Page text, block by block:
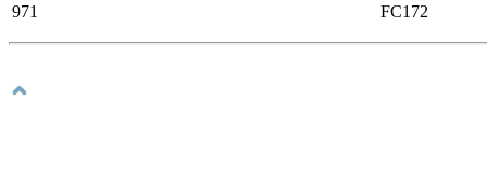
971 FC172